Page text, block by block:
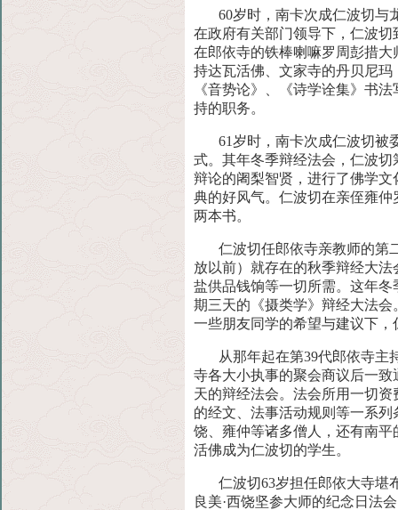
60岁时，南卡次成仁波切与
在政府有关部门领导下，仁波切
在郎依寺的铁棒喇嘛罗周彭措
持达瓦活佛、文家寺的丹贝尼
《音势论》、《诗学诠集》书
持的职务。
61岁时，南卡次成仁波切被
式。其年冬季辩经法会，仁波切
辩论的阇梨智贤，进行了佛学
典的好风气。仁波切在亲侄雍
两本书。
仁波切任郎依寺亲教师的第
放以前）就存在的秋季辩经大法
盐供品钱饷等一切所需。这年
期三天的《摄类学》辩经大法
一些朋友同学的希望与建议下
从那年起在第39代郎依寺主
寺各大小执事的聚会商议后一致
天的辩经法会。法会所用一切
的经文、法事活动规则等一系
饶、雍仲等诸多僧人，还有南
活佛成为仁波切的学生。
仁波切63岁担任郎依大寺堪
良美·西饶坚参大师的纪念日法